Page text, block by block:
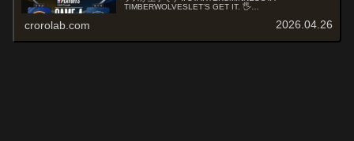
TIMBERWOLVESLET’S GET IT. 🖐️
crorolab.com 2026.04.26